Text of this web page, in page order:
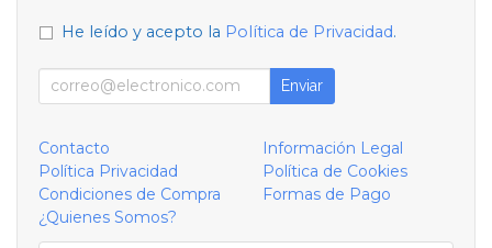
He leído y acepto la Política de Privacidad.
Enviar
Contacto
Información Legal
Política Privacidad
Política de Cookies
Condiciones de Compra
Formas de Pago
¿Quienes Somos?